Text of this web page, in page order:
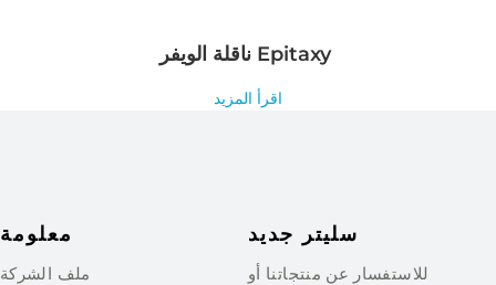
ناقلة الويفر Epitaxy
اقرأ المزيد
معلومة
ملف الشركة
سليتر جديد
للاستفسار عن منتجاتنا أو